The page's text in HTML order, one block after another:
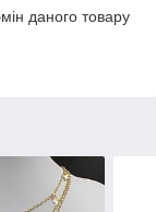
даного товару